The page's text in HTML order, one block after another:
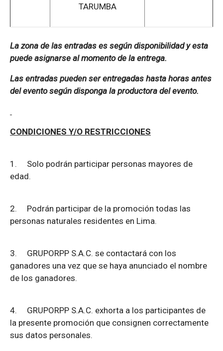
TARUMBA
La zona de las entradas es según disponibilidad y esta
puede asignarse al momento de la entrega.
Las entradas pueden ser entregadas hasta horas antes
del evento según disponga la productora del evento.
CONDICIONES Y/O RESTRICCIONES
1. Solo podrán participar personas mayores de
edad.
2. Podrán participar de la promoción todas las
personas naturales residentes en Lima.
3. GRUPORPP S.A.C. se contactará con los
ganadores una vez que se haya anunciado el nombre
de los ganadores.
4. GRUPORPP S.A.C. exhorta a los participantes de
la presente promoción que consignen correctamente
sus datos personales.